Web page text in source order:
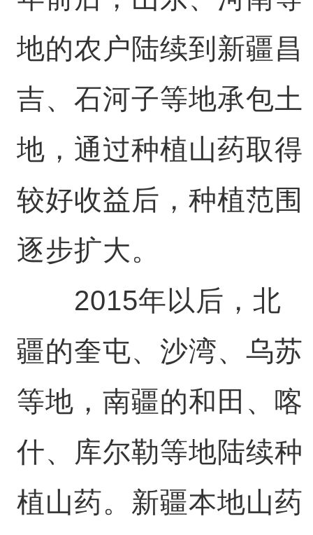
地的农户陆续到新疆昌
吉、石河子等地承包土
地，通过种植山药取得
较好收益后，种植范围
逐步扩大。
2015年以后，北
疆的奎屯、沙湾、乌苏
等地，南疆的和田、喀
什、库尔勒等地陆续种
植山药。新疆本地山药